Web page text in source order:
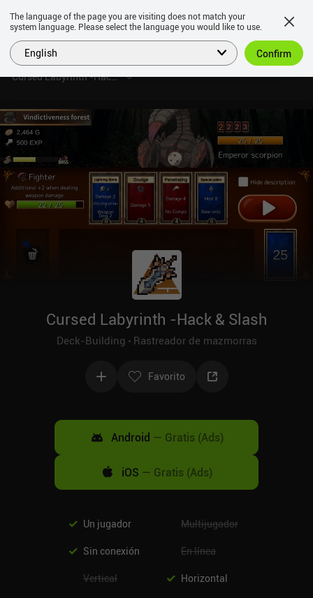
Cursed Labyrinth -Hack & Slash
Cursed Labyrinth -Hack & Slash
Deck-Building Rastreador de mazmorras
Favorito
Android — Gratis (Ads)
iOS — Gratis (Ads)
Un jugador Multijugador
Sin conexión En línea
Vertical Horizontal
The language of the page you are visiting does not match your
system language. Please select the language you would like to use.
English Confirm